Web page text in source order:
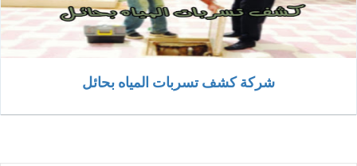
شركة كشف تسربات المياه بحائل